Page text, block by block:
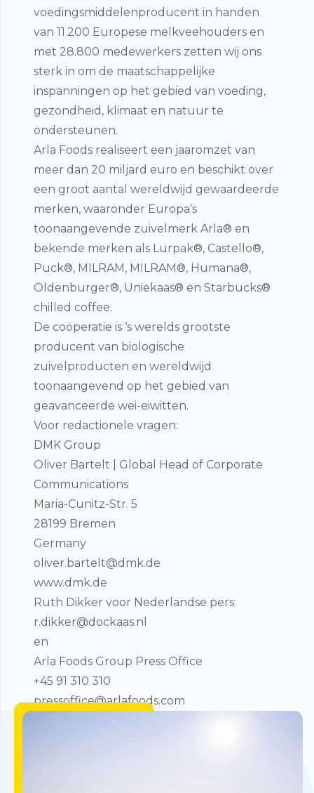
voedingsmiddelenproducent in handen
van 11.200 Europese melkveehouders en
met 28.800 medewerkers zetten wij ons
sterk in om de maatschappelijke
inspanningen op het gebied van voeding,
gezondheid, klimaat en natuur te
ondersteunen.
Arla Foods realiseert een jaaromzet van
meer dan 20 miljard euro en beschikt over
een groot aantal wereldwijd gewaardeerde
merken, waaronder Europa’s
toonaangevende zuivelmerk Arla® en
bekende merken als Lurpak®, Castello®,
Puck®, MILRAM, MILRAM®, Humana®,
Oldenburger®, Uniekaas® en Starbucks®
chilled coffee.
De coöperatie is ‘s werelds grootste
producent van biologische
zuivelproducten en wereldwijd
toonaangevend op het gebied van
geavanceerde wei-eiwitten.
Voor redactionele vragen:
DMK Group
Oliver Bartelt | Global Head of Corporate
Communications
Maria-Cunitz-Str. 5
28199 Bremen
Germany
oliver.bartelt@dmk.de
www.dmk.de
Ruth Dikker voor Nederlandse pers:
r.dikker@dockaas.nl
en
Arla Foods Group Press Office
+45 91 310 310
pressoffice@arlafoods.com